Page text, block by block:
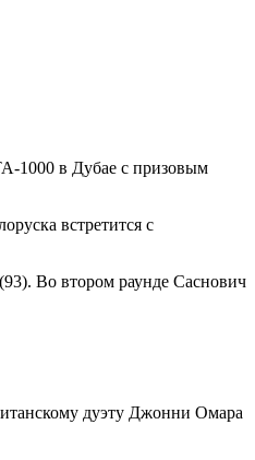
1000 в Дубае с призовым
встретится с
Во втором раунде Саснович
дуэту Джонни Омара